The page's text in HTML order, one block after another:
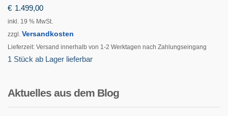
€ 1.499,00
inkl. 19 % MwSt.
zzgl. Versandkosten
Lieferzeit: Versand innerhalb von 1-2 Werktagen nach Zahlungseingang
1 Stück ab Lager lieferbar
Aktuelles aus dem Blog